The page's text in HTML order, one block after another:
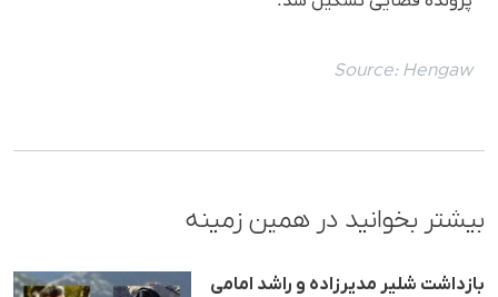
Source: Hengaw
بیشتر بخوانید در همین زمینه
بازداشت شلیر مدیرزاده و راشد امامی